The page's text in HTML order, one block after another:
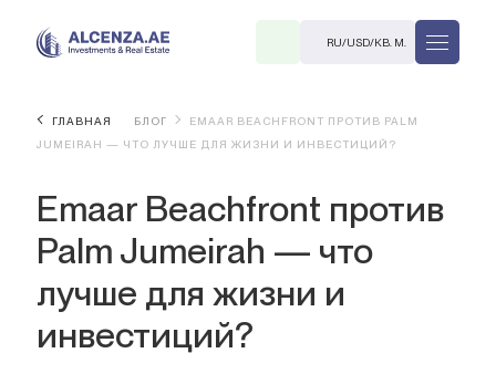
RU/USD/КВ. М.
ГЛАВНАЯ БЛОГ
EMAAR BEACHFRONT ПРОТИВ PALM
JUMEIRAH — ЧТО ЛУЧШЕ ДЛЯ ЖИЗНИ И ИНВЕСТИЦИЙ?
Emaar Beachfront против
Palm Jumeirah — что
лучше для жизни и
инвестиций?